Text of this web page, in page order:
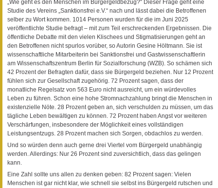
„Wie geht es den Menschen im Bürgergeldbezug?“ Dieser Frage geht eine
Studie des Vereins „Sanktionsfrei e.V.“ nach und lässt dabei die Betroffenen
selber zu Wort kommen. 1014 Personen wurden für die im Juni 2025
veröffentlichte Studie befragt – mit zum Teil erschreckenden Ergebnissen. Die
öffentliche Debatte mit den vielen Klischees und Stigmatisierungen geht an
den Betroffenen nicht spurlos vorüber, so Autorin Gesine Höltmann. Sie ist
wissenschaftliche Mitarbeiterin bei Sanktionsfrei und Gastwissenschaftlerin
am Wissenschaftszentrum Berlin für Sozialforschung (WZB). So schämen sich
42 Prozent der Befragten dafür, dass sie Bürgergeld beziehen. Nur 12 Prozent
fühlen sich zur Gesellschaft zugehörig. 72 Prozent sagen, dass der
monatliche Regelsatz von 563 Euro nicht ausreicht, um ein würdevolles
Leben zu führen. Schon eine hohe Stromnachzahlung bringt die Menschen in
existenzielle Nöte. 28 Prozent geben an, sich verschulden zu müssen, um das
tägliche Leben bewältigen zu können. 72 Prozent haben Angst vor weiteren
Verschärfungen, insbesondere der Möglichkeit eines vollständigen
Leistungsentzugs. 28 Prozent machen sich Sorgen, obdachlos zu werden.
Und so würden denn auch gerne drei Viertel vom Bürgergeld unabhängig
werden. Allerdings: Nur 26 Prozent sind zuversichtlich, dass das gelingen
kann.
Eine Zahl sollte uns allen zu denken geben: 82 Prozent sagen: Vielen
Menschen ist gar nicht klar, wie schnell sie selbst ins Bürgergeld rutschen und